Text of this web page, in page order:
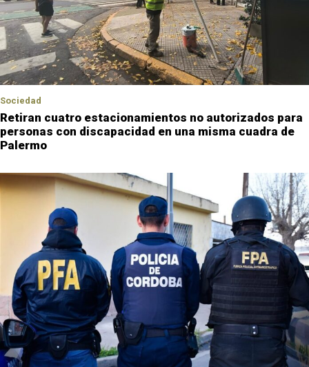
Sociedad
Retiran cuatro estacionamientos no autorizados para
personas con discapacidad en una misma cuadra de
Palermo